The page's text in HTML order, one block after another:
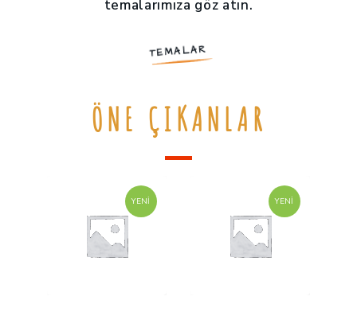
temalarımıza göz atın.
TEMALAR
ÖNE ÇIKANLAR
YENI YENI